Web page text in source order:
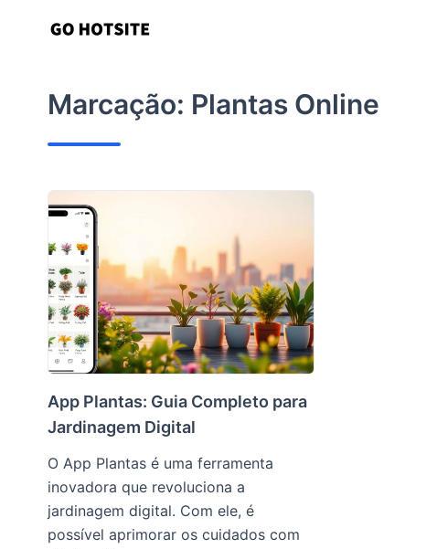
conteúdoMarcação: Plantas Online
App Plantas: Guia Completo para
Jardinagem Digital
O App Plantas é uma ferramenta
inovadora que revoluciona a
jardinagem digital. Com ele, é
possível aprimorar os cuidados com